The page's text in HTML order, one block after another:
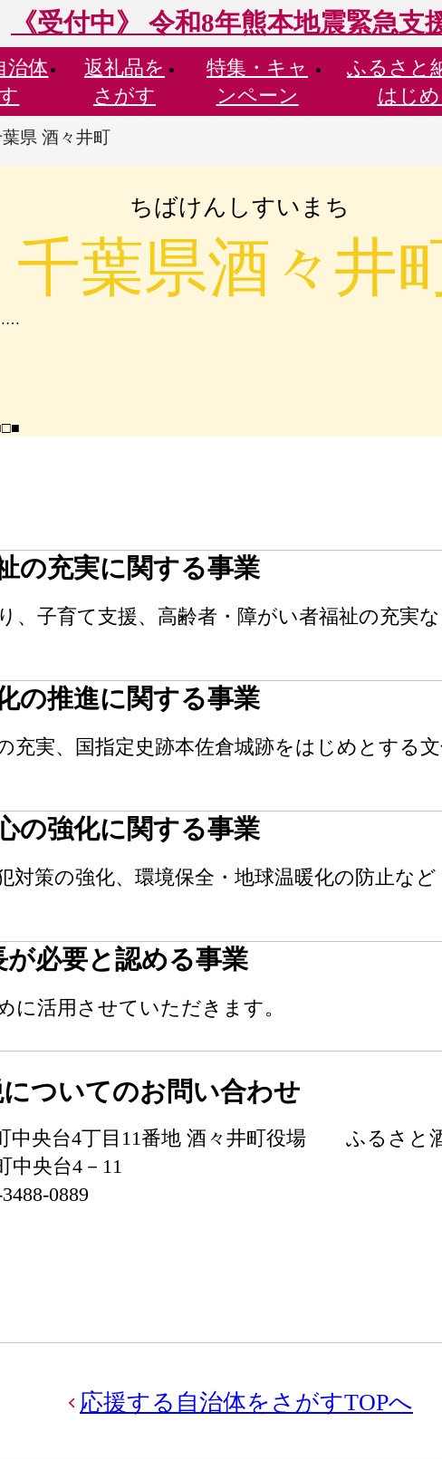
《受付中》 令和8年熊本地震緊急支
治体
返礼品を
さがす
特集・ キャ
ンペーン
ふるさと
はじ
県 酒々井町
ちばけんしすいまち
千葉県酒々井
の充実に関する事業
、子育て支援、高齢者・障がい者福祉の充実
の推進に関する事業
充実、国指定史跡本佐倉城跡をはじめとする
の強化に関する事業
対策の強化、環境保全・地球温暖化の防止など
必要と認める事業
に活用させていただきます。
ついてのお問い合わせ
中央台4丁目11番地 酒々井町役場 ふるさと
中央台4－11
0889
応援する自治体をさがすTOPへ